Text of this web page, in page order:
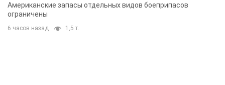
Американские запасы отдельных видов боеприпасов
ограничены
6 часов назад 1,5 т.